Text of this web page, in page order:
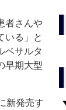
者さんや
いる」と
ベサルタ
早期大型
新発売す